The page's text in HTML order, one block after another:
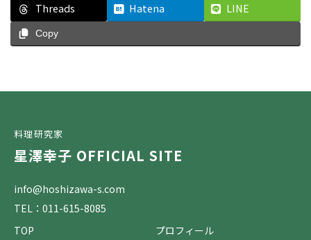
Threads
Hatena LINE
Copy
料理研究家
星澤幸子 OFFICIAL SITE
info@hoshizawa-s.com
TEL：011-615-8085
TOP
プロフィール